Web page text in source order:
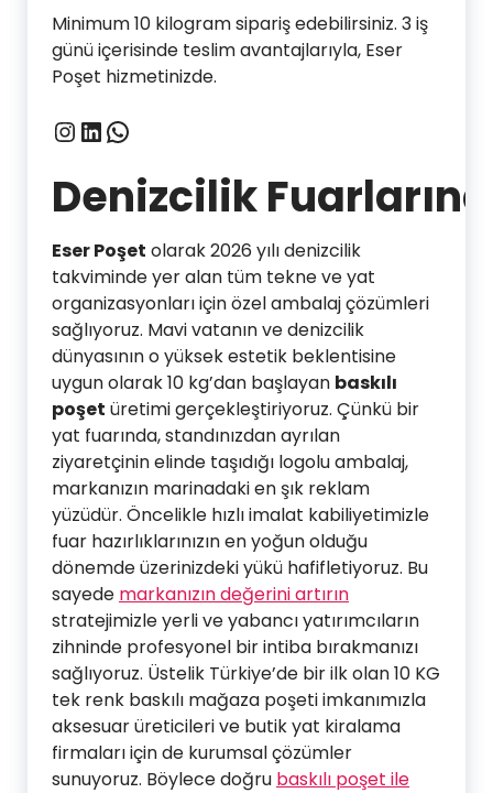
Minimum 10 kilogram sipariş edebilirsiniz. 3 iş
günü içerisinde teslim avantajlarıyla, Eser
Poşet hizmetinizde.
Instagram
LinkedIn
WhatsApp
Denizcilik
Eser Poşet olarak 2026 yılı denizcilik
takviminde yer alan tüm tekne ve yat
organizasyonları için özel ambalaj çözümleri
sağlıyoruz. Mavi vatanın ve denizcilik
dünyasının o yüksek estetik beklentisine
uygun olarak 10 kg’dan başlayan baskılı
poşet üretimi gerçekleştiriyoruz. Çünkü bir
yat fuarında, standınızdan ayrılan
ziyaretçinin elinde taşıdığı logolu ambalaj,
markanızın marinadaki en şık reklam
yüzüdür. Öncelikle hızlı imalat kabiliyetimizle
fuar hazırlıklarınızın en yoğun olduğu
dönemde üzerinizdeki yükü hafifletiyoruz. Bu
sayede markanızın değerini artırın
stratejimizle yerli ve yabancı yatırımcıların
zihninde profesyonel bir intiba bırakmanızı
sağlıyoruz. Üstelik Türkiye’de bir ilk olan 10 KG
tek renk baskılı mağaza poşeti imkanımızla
aksesuar üreticileri ve butik yat kiralama
firmaları için de kurumsal çözümler
sunuyoruz. Böylece doğru baskılı poşet ile